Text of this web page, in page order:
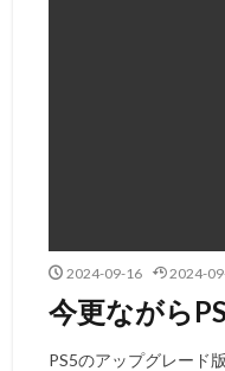
2024-09-16 2024-
今更ながら
PS5のアップグレード